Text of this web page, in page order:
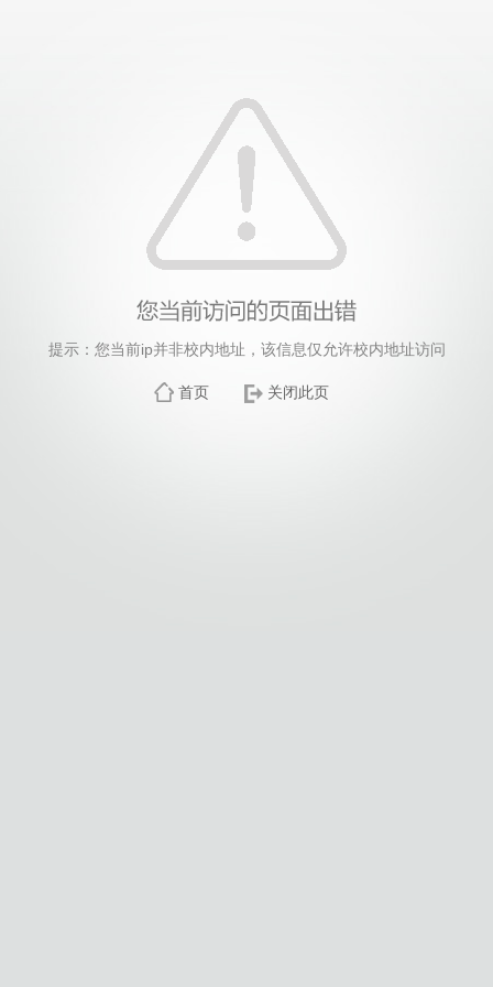
提示：您当前ip并非校内地址，该信息仅允许校内地址访问
首页 关闭此页